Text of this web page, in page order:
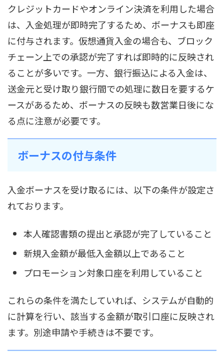
クレジットカードやオンライン決済を利用した場合
は、入金処理が即時完了するため、ボーナスも即座
に付与されます。仮想通貨入金の場合も、ブロック
チェーン上での承認が完了すれば即時的に反映され
ることが多いです。一方、銀行振込による入金は、
送金元と受け取り銀行間での処理に数日を要するケ
ースがあるため、ボーナスの反映も数営業日後にな
る点に注意が必要です。
ボーナスの付与条件
入金ボーナスを受け取るには、以下の条件が設定さ
れております。
本人確認書類の提出と承認が完了していること
新規入金額が最低入金額以上であること
プロモーション対象口座を利用していること
これらの条件を満たしていれば、システムが自動的
に計算を行い、該当する金額が取引口座に反映され
ます。別途申請や手続きは不要です。